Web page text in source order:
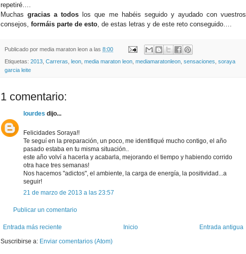
repetiré….
Muchasgracias a todos los que me habéis seguido y ayudado con vuestros
consejos, formáis parte de esto, de estas letras y de este reto conseguido….
Publicado por media maraton leon a las 8:00
Etiquetas: 2013 Carreras leon media maraton leon mediamaratonleon sensaciones soraya
garcia leite
1 comentario:
lourdes dijo...
Felicidades Soraya!!
Te seguí en la preparación, un poco, me identifiqué mucho contigo, el año
pasado estaba en tu misma situación..
este año volví a hacerla y acabarla, mejorando el tiempo y habiendo corrido
otra hace tres semanas!
Nos hacemos "adictos", el ambiente, la carga de energía, la positividad...a
seguir!
21 de marzo de 2013 a las 23:57
Publicar un comentario
Entrada más reciente Entrada antigua
Inicio
Suscribirse a: Enviar comentarios (Atom)